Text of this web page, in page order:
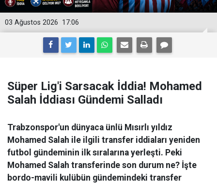
17:06
03 Ağustos 2026
Süper Lig'i Sarsacak İddia! Mohamed
Salah İddiası Gündemi Salladı
Trabzonspor'un dünyaca ünlü Mısırlı yıldız
Mohamed Salah ile ilgili transfer iddiaları yeniden
futbol gündeminin ilk sıralarına yerleşti. Peki
Mohamed Salah transferinde son durum ne? İşte
bordo-mavili kulübün gündemindeki transfer